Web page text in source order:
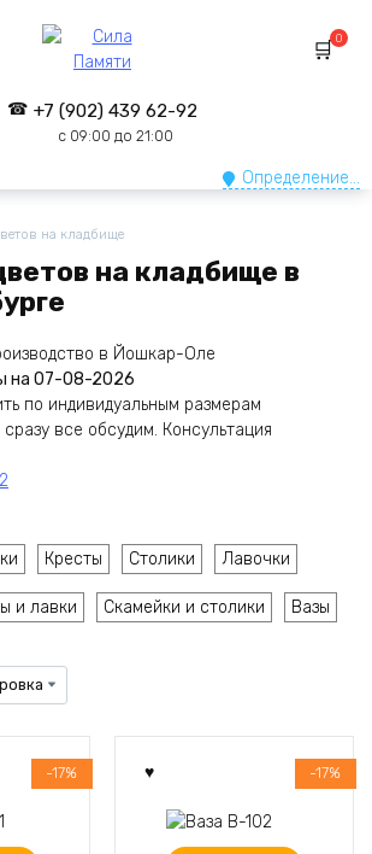
+7 (902) 439 62-92
с 09:00 до 21:00
Определение...
0
на кладбище
на кладбище в
в Йошкар-Оле
на 07-08-2026
по индивидуальным размерам
все обсудим. Консультация
Кресты Столики Лавочки
и лавки Скамейки и столики Вазы
-17% -17%